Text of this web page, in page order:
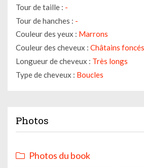
Tour de taille : -
Tour de hanches : -
Couleur des yeux : Marrons
Couleur des cheveux : Châtains foncés
Longueur de cheveux : Très longs
Type de cheveux : Boucles
Photos
Photos du book